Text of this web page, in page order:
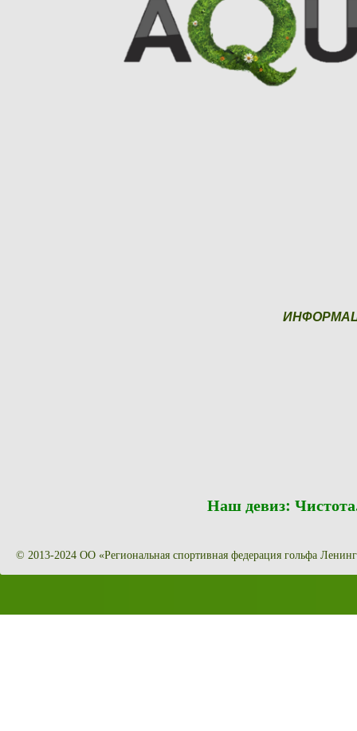
Наш девиз:
© 2013-2024 ОО «Региональная спортивная федерация гольфа